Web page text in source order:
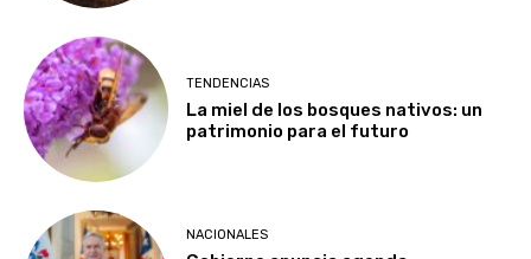
TENDENCIAS
La miel de los bosques nativos: un
patrimonio para el futuro
NACIONALES